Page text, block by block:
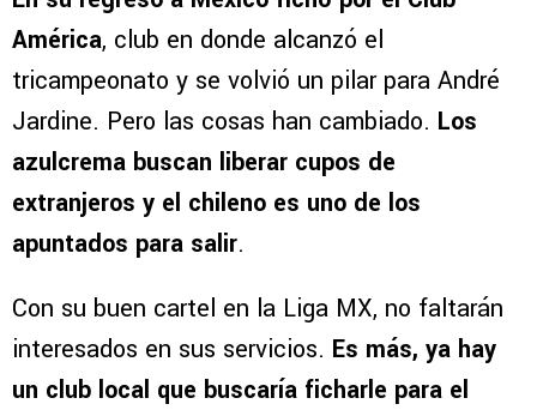
América, club en donde alcanzó el
tricampeonato y se volvió un pilar para André
Jardine. Pero las cosas han cambiado. Los
azulcrema buscan liberar cupos de
extranjeros y el chileno es uno de los
apuntados para salir.
Con su buen cartel en la Liga MX, no faltarán
interesados en sus servicios. Es más, ya hay
un club local que buscaría ficharle para el